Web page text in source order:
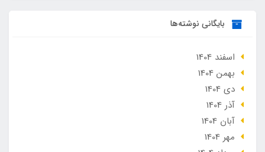
بایگانی نوشته‌ها
اسفند 1404
بهمن 1404
دی 1404
آذر 1404
آبان 1404
مهر 1404